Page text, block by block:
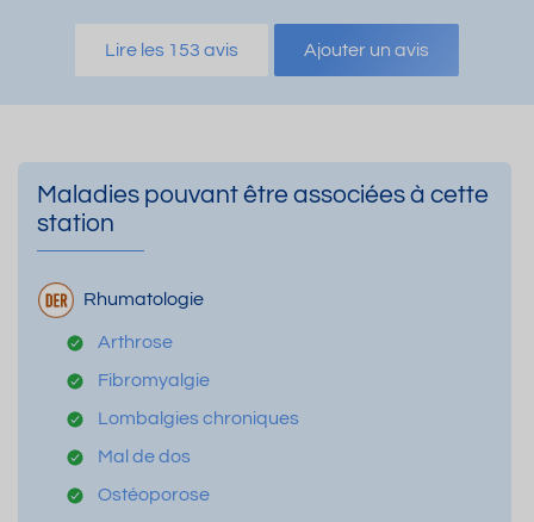
Lire les 153 avis Ajouter un avis
Maladies pouvant être associées à cette
station
Rhumatologie
Arthrose
Fibromyalgie
Lombalgies chroniques
Mal de dos
Ostéoporose